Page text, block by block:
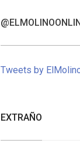
Tweets by
EXTRAÑO